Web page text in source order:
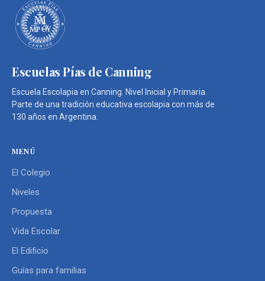
Escuelas Pías de Canning
Escuela Escolapia en Canning. Nivel Inicial y Primaria.
Parte de una tradición educativa escolapia con más de
130 años en Argentina.
MENÚ
El Colegio
Niveles
Propuesta
Vida Escolar
El Edificio
Guías para familias